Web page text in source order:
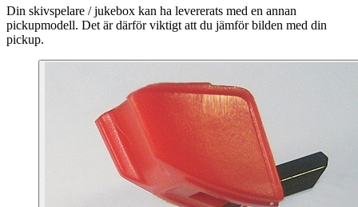
Din skivspelare / jukebox kan ha levererats med en annan
pickupmodell. Det är därför viktigt att du jämför bilden med din
pickup.